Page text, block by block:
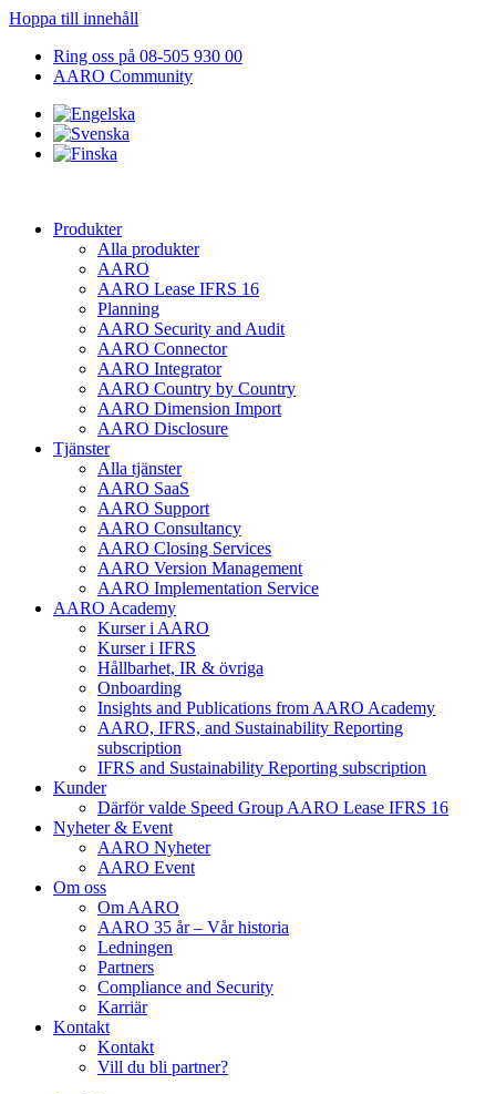
Hoppa till innehåll
Ring oss på 08-505 930 00
AARO Community
Produkter
Alla produkter
AARO
AARO Lease IFRS 16
Planning
AARO Security and Audit
AARO Connector
AARO Integrator
AARO Country by Country
AARO Dimension Import
AARO Disclosure
Tjänster
Alla tjänster
AARO SaaS
AARO Support
AARO Consultancy
AARO Closing Services
AARO Version Management
AARO Implementation Service
AARO Academy
Kurser i AARO
Kurser i IFRS
Hållbarhet, IR & övriga
Onboarding
Insights and Publications from AARO Academy
AARO, IFRS, and Sustainability Reporting
subscription
IFRS and Sustainability Reporting subscription
Kunder
Därför valde Speed Group AARO Lease IFRS 16
Nyheter & Event
AARO Nyheter
AARO Event
Om oss
Om AARO
AARO 35 år – Vår historia
Ledningen
Partners
Compliance and Security
Karriär
Kontakt
Kontakt
Vill du bli partner?